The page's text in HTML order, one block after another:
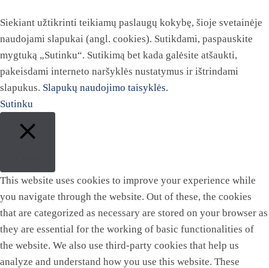
Siekiant užtikrinti teikiamų paslaugų kokybę, šioje svetainėje
naudojami slapukai (angl. cookies). Sutikdami, paspauskite
mygtuką „Sutinku“. Sutikimą bet kada galėsite atšaukti,
pakeisdami interneto naršyklės nustatymus ir ištrindami
slapukus. Slapukų naudojimo taisyklės.
Sutinku
This website uses cookies to improve your experience while
you navigate through the website. Out of these, the cookies
that are categorized as necessary are stored on your browser as
they are essential for the working of basic functionalities of
the website. We also use third-party cookies that help us
analyze and understand how you use this website. These